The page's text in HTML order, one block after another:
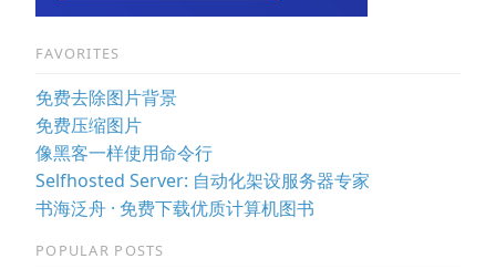
FAVORITES
免费去除图片背景
免费压缩图片
像黑客一样使用命令行
Selfhosted Server: 自动化架设服务器专家
书海泛舟 · 免费下载优质计算机图书
POPULAR POSTS